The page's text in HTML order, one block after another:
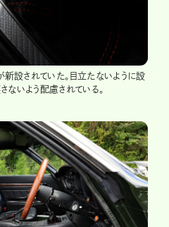
新設されていた。目立たないように設
ないよう配慮されている。